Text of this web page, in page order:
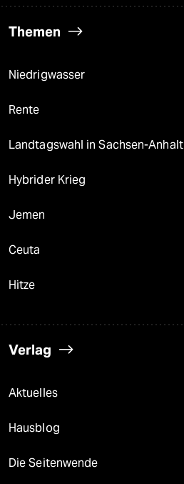
Themen
Niedrigwasser
Rente
Landtagswahl in Sachsen-Anhalt
Hybrider Krieg
Jemen
Ceuta
Hitze
Verlag
Aktuelles
Hausblog
Die Seitenwende